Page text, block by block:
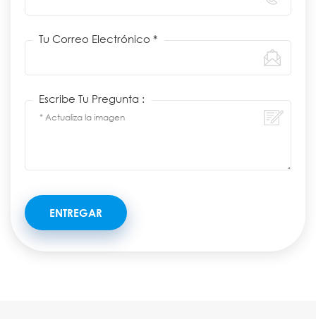
Tu Correo Electrónico *
Escribe Tu Pregunta :